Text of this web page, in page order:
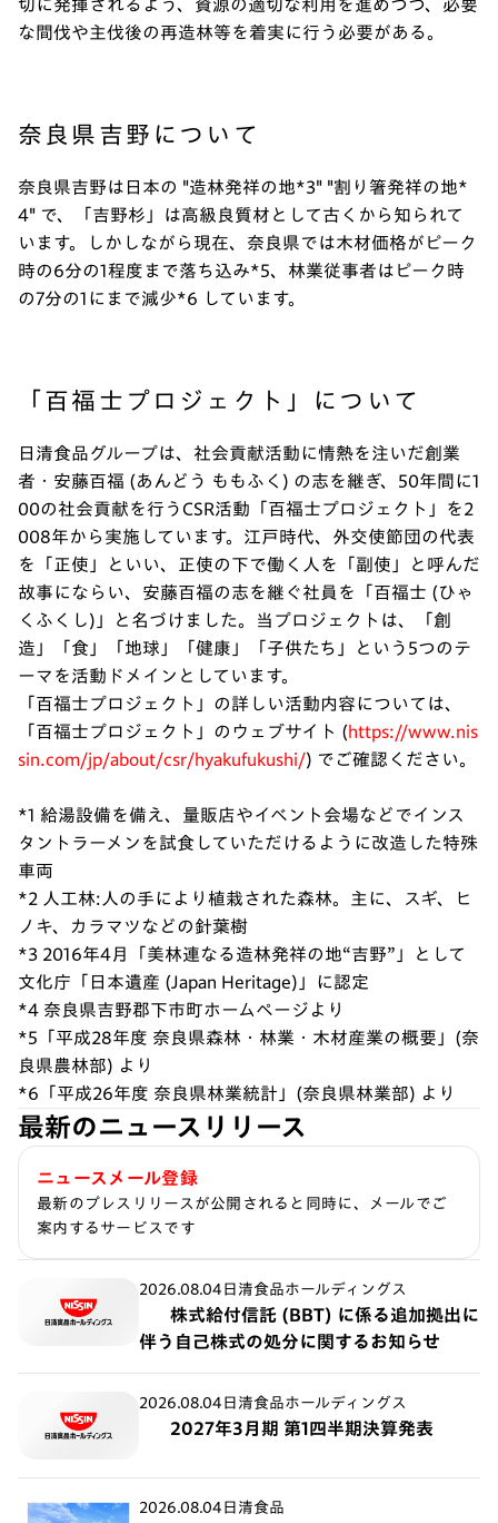
切に発揮されるよう、資源の適切な利用を進めつつ、必要
な間伐や主伐後の再造林等を着実に行う必要がある。
奈良県吉野について
奈良県吉野は日本の "造林発祥の地*3" "割り箸発祥の地*
4" で、「吉野杉」は高級良質材として古くから知られて
います。しかしながら現在、奈良県では木材価格がピーク
時の6分の1程度まで落ち込み*5、林業従事者はピーク時
の7分の1にまで減少*6 しています。
「百福士プロジェクト」について
日清食品グループは、社会貢献活動に情熱を注いだ創業
者・安藤百福 (あんどう ももふく) の志を継ぎ、50年間に1
00の社会貢献を行うCSR活動「百福士プロジェクト」を2
008年から実施しています。江戸時代、外交使節団の代表
を「正使」といい、正使の下で働く人を「副使」と呼んだ
故事にならい、安藤百福の志を継ぐ社員を「百福士 (ひゃ
くふくし)」と名づけました。当プロジェクトは、「創
造」「食」「地球」「健康」「子供たち」という5つのテ
ーマを活動ドメインとしています。
「百福士プロジェクト」の詳しい活動内容については、
「百福士プロジェクト」のウェブサイト (https://www.nis
sin.com/jp/about/csr/hyakufukushi/) でご確認ください。
*1 給湯設備を備え、量販店やイベント会場などでインス
タントラーメンを試食していただけるように改造した特殊
車両
*2 人工林:人の手により植栽された森林。主に、スギ、ヒ
ノキ、カラマツなどの針葉樹
*3 2016年4月「美林連なる造林発祥の地“吉野”」として
文化庁「日本遺産 (Japan Heritage)」に認定
*4 奈良県吉野郡下市町ホームページより
*5「平成28年度 奈良県森林・林業・木材産業の概要」(奈
良県農林部) より
*6「平成26年度 奈良県林業統計」(奈良県林業部) より
最新のニュースリリース
ニュースメール登録
最新のプレスリリースが公開されると同時に、メールでご
案内するサービスです
2026.08.04 日清食品ホールディングス
株式給付信託 (BBT) に係る追加拠出に
伴う自己株式の処分に関するお知らせ
2026.08.04 日清食品ホールディングス
2027年3月期 第1四半期決算発表
2026.08.04 日清食品